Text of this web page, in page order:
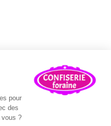
sur ce site, vous acceptez
fins statistiques et